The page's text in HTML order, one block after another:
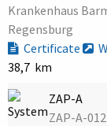
Krankenhaus
Regensburg
Certificate
38,7 km
ZAP-A
ZAP-A-012